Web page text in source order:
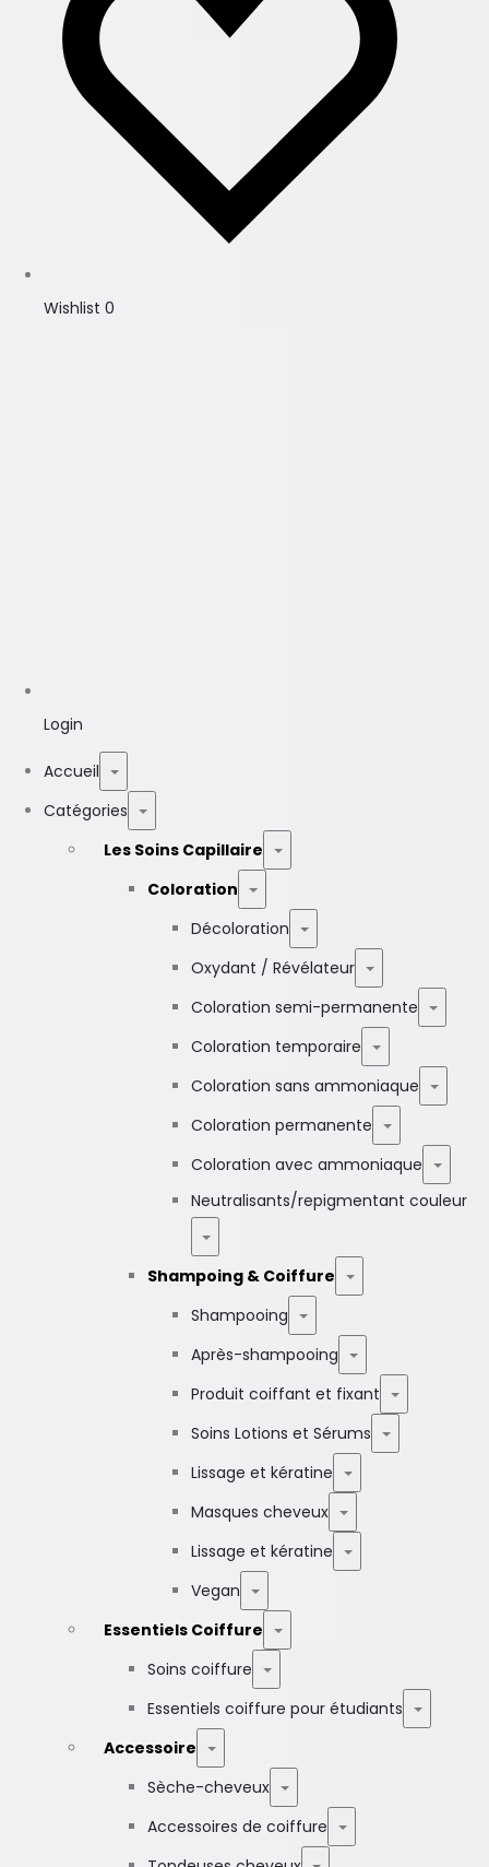
Wishlist 0
Login
Accueil
Catégories
Les Soins Capillaire
Coloration
Décoloration
Oxydant / Révélateur
Coloration semi-permanente
Coloration temporaire
Coloration sans ammoniaque
Coloration permanente
Coloration avec ammoniaque
Neutralisants/repigmentant couleur
Shampoing & Coiffure
Shampooing
Après-shampooing
Produit coiffant et fixant
Soins Lotions et Sérums
Lissage et kératine
Masques cheveux
Lissage et kératine
Vegan
Essentiels Coiffure
Soins coiffure
Essentiels coiffure pour étudiants
Accessoire
Sèche-cheveux
Accessoires de coiffure